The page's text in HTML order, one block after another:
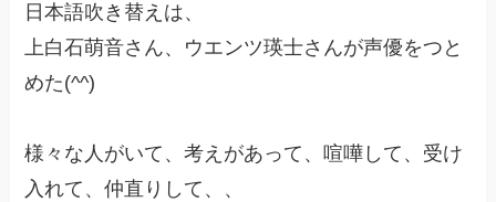
日本語吹き替えは、
上白石萌音さん、ウエンツ瑛士さんが声優をつと
めた(^^)
様々な人がいて、考えがあって、喧嘩して、受け
入れて、仲直りして、、